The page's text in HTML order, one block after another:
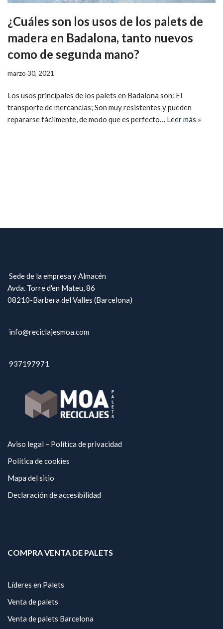
¿Cuáles son los usos de los palets de
madera en Badalona, tanto nuevos
como de segunda mano?
marzo 30, 2021
Los usos principales de los palets en Badalona son: El
transporte de mercancías; Son muy resistentes y pueden
repararse fácilmente, de modo que es perfecto… Leer más »
Sede de la empresa y Almacén
Avda. Torre d'en Mateu, 86
08210-Barbera del Valles (Barcelona)
info@reciclajesmoa.com
937197971
Aviso legal – Política de privacidad
Política de cookies
Mapa del sitio
Declaración de accesibilidad
COMPRA VENTA DE PALETS
Líderes en Palets
Venta de palets
Venta de palets Barcelona